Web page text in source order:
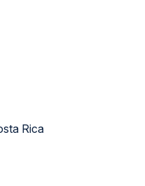
La terminal Costa Rica